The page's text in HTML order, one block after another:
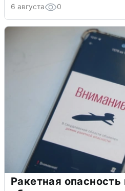
6 августа 0
Ракетная